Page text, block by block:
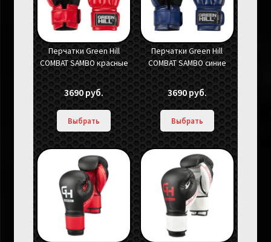
Перчатки Green Hill
COMBAT SAMBO красные
3690 руб.
Выбрать
Перчатки Green Hill
COMBAT SAMBO синие
3690 руб.
Выбрать